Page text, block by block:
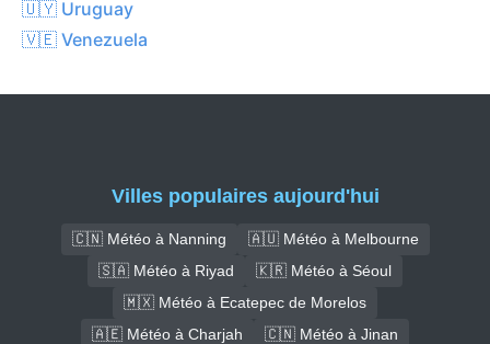
🇺🇾 Uruguay
🇻🇪 Venezuela
Villes populaires aujourd'hui
🇨🇳 Météo à Nanning
🇦🇺 Météo à Melbourne
🇸🇦 Météo à Riyad
🇰🇷 Météo à Séoul
🇲🇽 Météo à Ecatepec de Morelos
🇦🇪 Météo à Charjah
🇨🇳 Météo à Jinan